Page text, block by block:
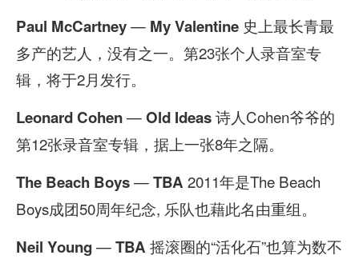
Paul McCartney— My Valentine 史上最长青最
多产的艺人，没有之一。第23张个人录音室专
辑，将于2月发行。
Leonard Cohen—Old Ideas诗人Cohen爷爷的
第12张录音室专辑，据上一张8年之隔。
The Beach Boys—TBA 2011年是The Beach
Boys成团50周年纪念, 乐队也藉此名由重组。
Neil Young—TBA 摇滚圈的“活化石”也算为数不